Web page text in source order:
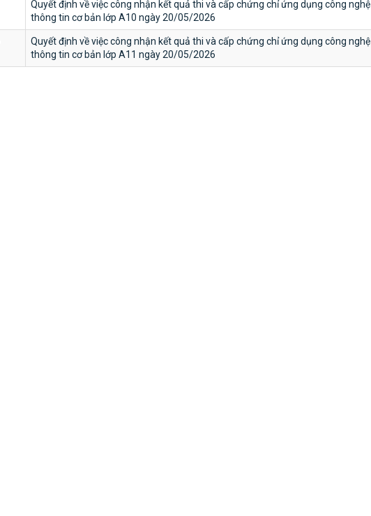
Quyết định về việc công nhận kết quả thi và cấp chứng chỉ ứng dụng công nghệ
thông tin cơ bản lớp A10 ngày 20/05/2026
Quyết định về việc công nhận kết quả thi và cấp chứng chỉ ứng dụng công nghệ
thông tin cơ bản lớp A11 ngày 20/05/2026